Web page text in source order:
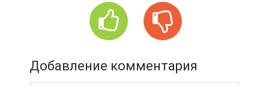
Добавление комментария